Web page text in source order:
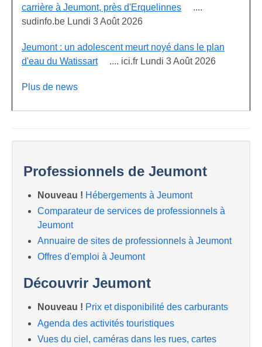
carrière à Jeumont, près d'Erquelinnes ....
sudinfo.be Lundi 3 Août 2026
Jeumont : un adolescent meurt noyé dans le plan
d'eau du Watissart.... ici.fr Lundi 3 Août 2026
Plus de news
Professionnels de Jeumont
Nouveau ! Hébergements à Jeumont
Comparateur de services de professionnels à
Jeumont
Annuaire de sites de professionnels à Jeumont
Offres d'emploi à Jeumont
Découvrir Jeumont
Nouveau ! Prix et disponibilité des carburants
Agenda des activités touristiques
Vues du ciel, caméras dans les rues, cartes